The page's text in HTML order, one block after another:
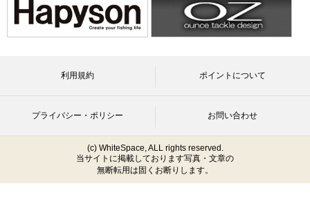
利用規約 ポイントについて
プライバシー・ポリシー お問い合わせ
(c) WhiteSpace, ALL rights reserved.
当サイトに掲載しております写真・文章の
無断転用は固くお断りします。